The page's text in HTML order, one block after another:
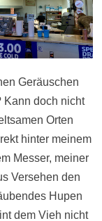
Geräuschen
Kann doch nicht
Orten
hinter meinem
Messer, meiner
Versehen den
Hupen
dem Vieh nicht